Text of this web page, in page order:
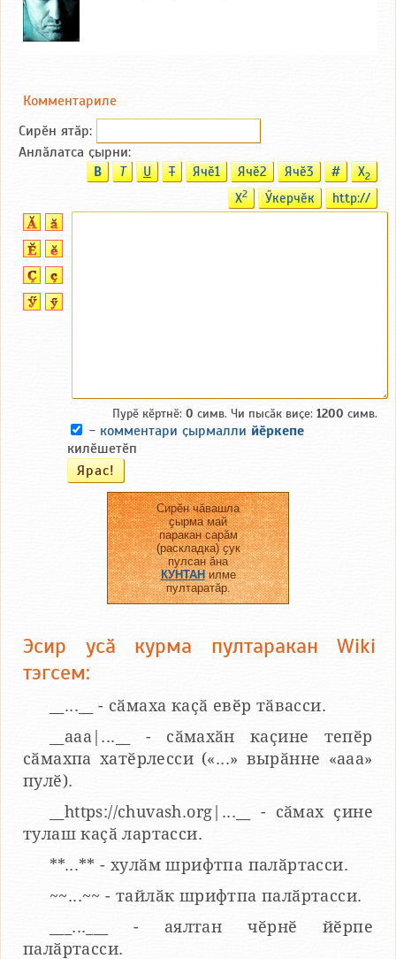
Комментариле
Сирӗн ятӑp:
Анлӑлатса ҫырни:
B T U T Ячӗ1 Ячӗ2 Ячӗ3 # X2
X2 Ӳкерчӗк http://
Пурӗ кӗртнӗ: 0 симв. Чи пысӑк виҫе: 1200 симв.
- комментари ҫырмалли йӗркепе
килӗшетӗп
Сирӗн чӑвашла
ҫырма май
паракан сарӑм
(раскладка) ҫук
пулсан ӑна
КУНТАНилме
пултаратӑр.
Эсир усӑ курма пултаракан Wiki
тэгсем:
__...__ - сӑмаха каҫӑ евӗр тӑвасси.
__aaa|...__ - сӑмахӑн каҫине тепӗр
сӑмахпа хатӗрлесси («...» вырӑнне «ааа»
пулӗ).
__https://chuvash.org|...__ - сӑмах ҫине
тулаш каҫӑ лартасси.
**...** - хулӑм шрифтпа палӑртасси.
~~...~~ - тайлӑк шрифтпа палӑртасси.
___...___ - аялтан чӗрнӗ йӗрпе
палӑртасси.